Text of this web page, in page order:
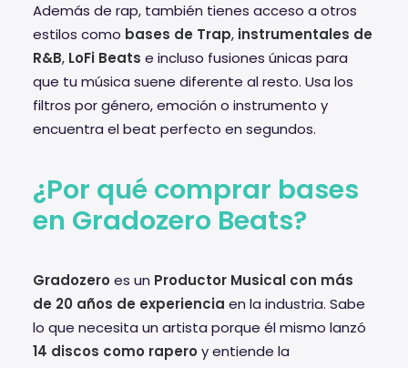
Además de rap, también tienes acceso a otros
estilos como bases de Trap, instrumentales de
R&B, LoFi Beats e incluso fusiones únicas para
que tu música suene diferente al resto. Usa los
filtros por género, emoción o instrumento y
encuentra el beat perfecto en segundos.
¿Por qué comprar bases
en Gradozero Beats?
Gradozero es un Productor Musical con más
de 20 años de experiencia en la industria. Sabe
lo que necesita un artista porque él mismo lanzó
14 discos como rapero y entiende la